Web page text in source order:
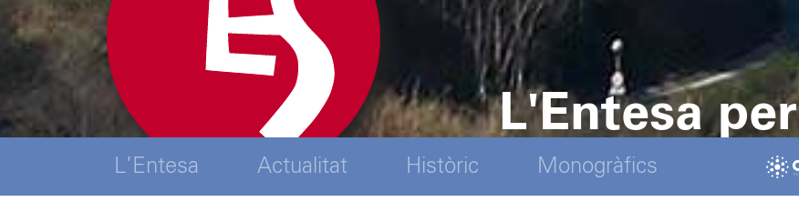
L'Entesa per
L’Entesa Actualitat Històric Monogràfics